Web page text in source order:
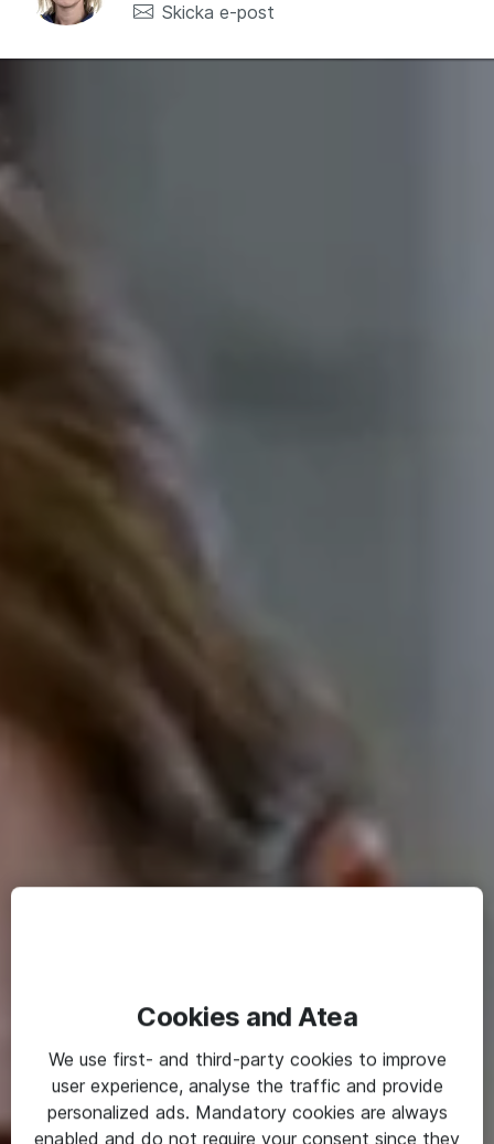
Skicka e-post
Cookies and Atea
We use first- and third-party cookies to improve
user experience, analyse the traffic and provide
personalized ads. Mandatory cookies are always
enabled and do not require your consent since they